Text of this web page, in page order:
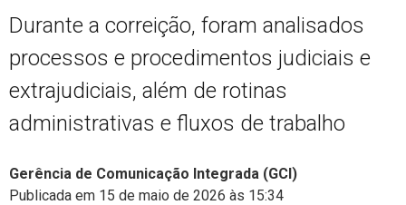
Durante a correição, foram analisados
processos e procedimentos judiciais e
extrajudiciais, além de rotinas
administrativas e fluxos de trabalho
Gerência de Comunicação Integrada (GCI)
Publicada em 15 de maio de 2026 às 15:34